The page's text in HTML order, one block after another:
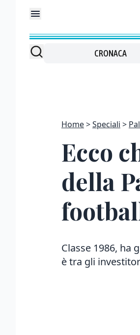
CRONACA
Home Speciali
Ecco
della
Classe 1986, ha
è tra gli